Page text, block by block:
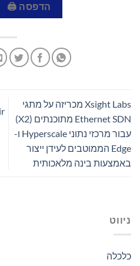
הדפסה 🖨
Xsight Labs מכריזה על מתגי
Ethernet SDN מתוכנתים (X2)
עבור מרכזי נתוני Hyperscale ו-
Edge הממוטבים לעידן ייצור
באמצעות בינה מלאכותית
ניווט
כלכלה